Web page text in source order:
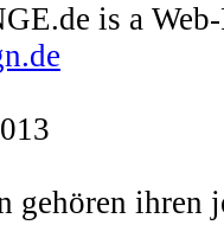
is a
gehören